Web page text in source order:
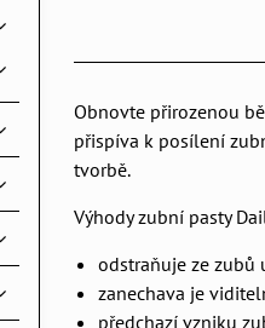
Obnovte přirozenou
přispíva k posílení
tvorbě.
Výhody zubní pasty
odstraňuje ze zubů
zanechava je
předchazí vzniku